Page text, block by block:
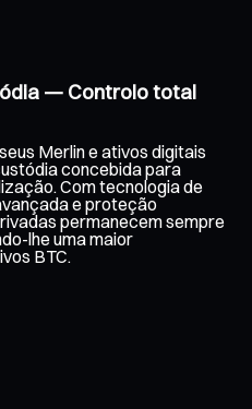
— Controlo total
Merlin e ativos digitais
concebida para
Com tecnologia de
e proteção
permanecem sempre
lhe uma maior
BTC.